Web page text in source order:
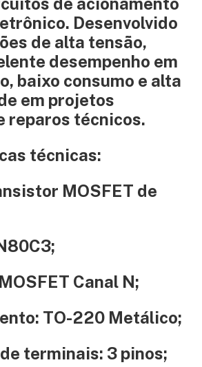
Desenvolvido
de alta tensão,
desempenho em
baixo consumo e alta
em projetos
reparos técnicos.
técnicas:
MOSFET de
Canal N;
TO-220 Metálico;
terminais: 3 pinos;